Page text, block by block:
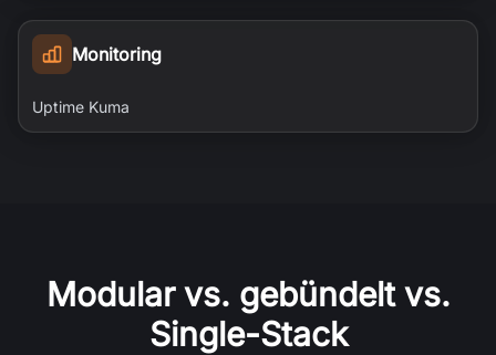
Monitoring
Uptime Kuma
Modular vs. gebündelt vs.
Single-Stack